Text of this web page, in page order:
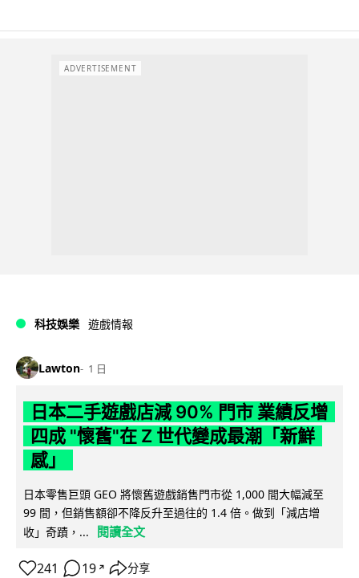
ADVERTISEMENT
科技娛樂 遊戲情報
Lawton 1 日
日本二手遊戲店減 90% 門市 業績反增
四成 "懷舊"在 Z 世代變成最潮「新鮮
感」
日本零售巨頭 GEO 將懷舊遊戲銷售門市從 1,000 間大幅減至
99 間，但銷售額卻不降反升至過往的 1.4 倍。做到「減店增
收」奇蹟，...
閱讀全文
241 19 ↗ 分享